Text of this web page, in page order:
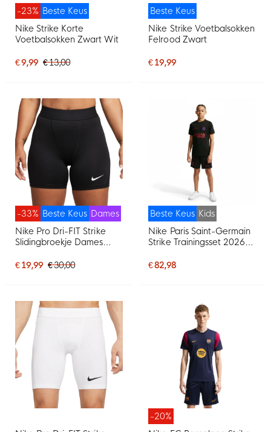
Beste Keus
-23%
Nike Strike Korte
Voetbalsokken Zwart Wit
€ 9,99 € 13,00
Beste Keus
Nike Strike Voetbalsokken
Felrood Zwart
€ 19,99
Beste Keus
-33%
Dames
Nike Pro Dri-FIT Strike
Slidingbroekje Dames
€ 19,99 € 30,00
Beste Keus Kids
Nike Paris Saint-Germain
Strike Trainingsset 2026-
Donkerblauw
€ 82,98
-20%